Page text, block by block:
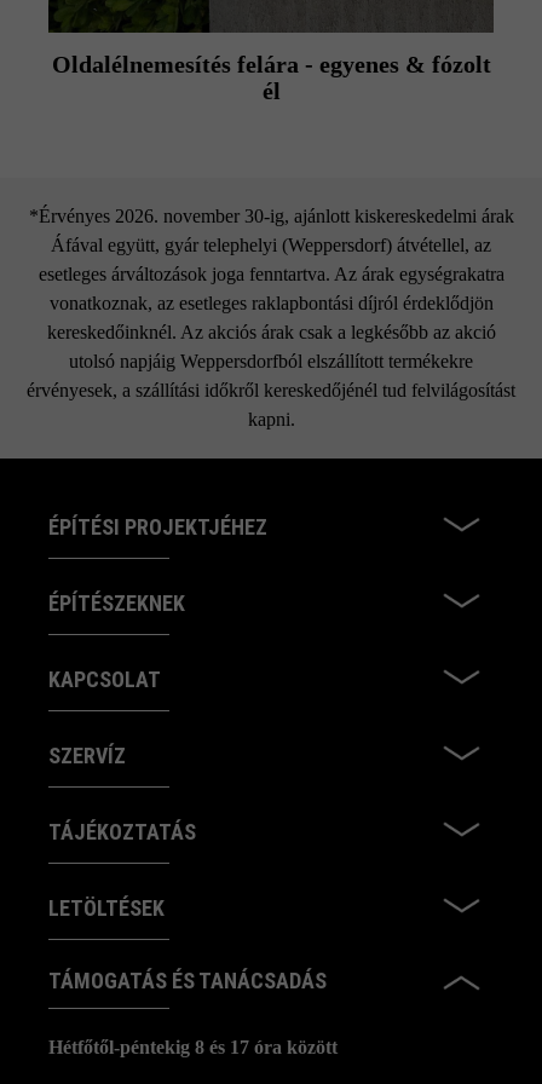
Oldalélnemesítés felára - egyenes & fózolt
él
*Érvényes 2026. november 30-ig, ajánlott kiskereskedelmi árak
Áfával együtt, gyár telephelyi (Weppersdorf) átvétellel, az
esetleges árváltozások joga fenntartva. Az árak egységrakatra
vonatkoznak, az esetleges raklapbontási díjról érdeklődjön
kereskedőinknél. Az akciós árak csak a legkésőbb az akció
utolsó napjáig Weppersdorfból elszállított termékekre
érvényesek, a szállítási időkről kereskedőjénél tud felvilágosítást
kapni.
ÉPÍTÉSI PROJEKTJÉHEZ
ÉPÍTÉSZEKNEK
KAPCSOLAT
SZERVÍZ
TÁJÉKOZTATÁS
LETÖLTÉSEK
TÁMOGATÁS ÉS TANÁCSADÁS
Hétfőtől-péntekig 8 és 17 óra között